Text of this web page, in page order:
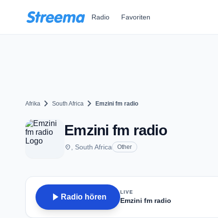
Radio Favoriten
Afrika chevron_right South Africa chevron_right Emzini fm radio
Emzini fm radio
place , South Africa Other
play_arrow Radio hören
LIVE
Emzini fm radio